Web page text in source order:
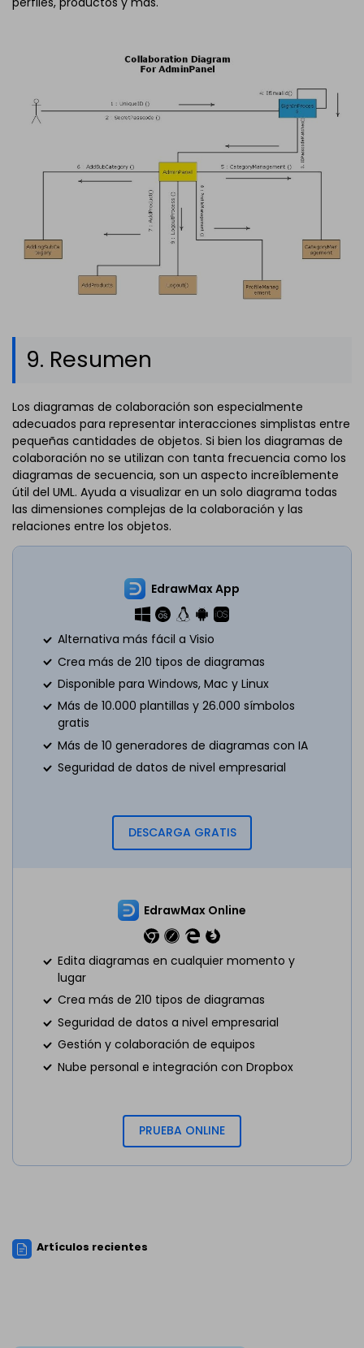
9. Resumen
Los diagramas de colaboración son especialmente
adecuados para representar interacciones simplistas entre
pequeñas cantidades de objetos. Si bien los diagramas de
colaboración no se utilizan con tanta frecuencia como los
diagramas de secuencia, son un aspecto increíblemente
útil del UML. Ayuda a visualizar en un solo diagrama todas
las dimensiones complejas de la colaboración y las
relaciones entre los objetos.
EdrawMax App
Alternativa más fácil a Visio
Crea más de 210 tipos de diagramas
Disponible para Windows, Mac y Linux
Más de 10.000 plantillas y 26.000 símbolos
gratis
Más de 10 generadores de diagramas con IA
Seguridad de datos de nivel empresarial
DESCARGA GRATIS
EdrawMax Online
Edita diagramas en cualquier momento y
lugar
Crea más de 210 tipos de diagramas
Seguridad de datos a nivel empresarial
Gestión y colaboración de equipos
Nube personal e integración con Dropbox
PRUEBA ONLINE
Artículos recientes